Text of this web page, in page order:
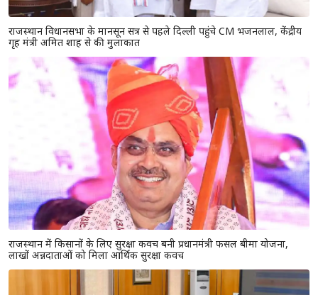
राजस्थान विधानसभा के मानसून सत्र से पहले दिल्ली पहुंचे CM भजनलाल, केंद्रीय
गृह मंत्री अमित शाह से की मुलाकात
राजस्थान में किसानों के लिए सुरक्षा कवच बनी प्रधानमंत्री फसल बीमा योजना,
लाखों अन्नदाताओं को मिला आर्थिक सुरक्षा कवच